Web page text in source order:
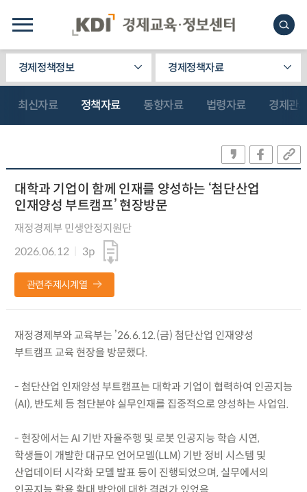
경제정책정보 경제정책자료
최신자료 정책자료 동향자료 법령자료 경제관
대학과 기업이 함께 인재를 양성하는 ‘첨단산업
인재양성 부트캠프’ 현장방문
재정경제부 민생안정지원단
2026.06.12
3p
관련주제시계열
재정경제부와 교육부는 ’26.6.12.(금) 첨단산업 인재양성
부트캠프 교육 현장을 방문했다.
- 첨단산업 인재양성 부트캠프는 대학과 기업이 협력하여 인공지능
(AI), 반도체 등 첨단분야 실무인재를 집중적으로 양성하는 사업임.
- 현장에서는 AI 기반 자율주행 및 로봇 인공지능 학습 시연,
학생들이 개발한 대규모 언어모델(LLM) 기반 정비 시스템 및
산업데이터 시각화 모델 발표 등이 진행되었으며, 실무에서의
인공지능 활용 확대 방안에 대한 격려가 있었음.